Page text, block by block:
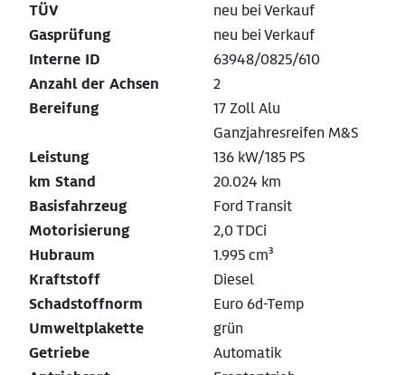
TÜV
neu bei Verkauf
Gasprüfung
neu bei Verkauf
Interne ID
63948/0825/610
Anzahl der Achsen
2
Bereifung
17 Zoll Alu
Ganzjahresreifen M&S
Leistung
136 kW/185 PS
km Stand
20.024 km
Basisfahrzeug
Ford Transit
Motorisierung
2,0 TDCi
Hubraum
1.995 cm³
Kraftstoff
Diesel
Schadstoffnorm
Euro 6d-Temp
Umweltplakette
grün
Getriebe
Automatik